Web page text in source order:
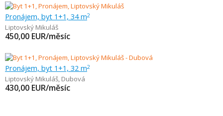
Pronájem, byt 1+1, 34 m2
Liptovský Mikuláš
450,00 EUR/měsíc
Pronájem, byt 1+1, 32 m2
Liptovský Mikuláš, Dubová
430,00 EUR/měsíc